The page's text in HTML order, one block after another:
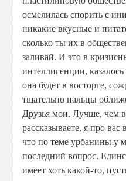
осмелилась спорить с
никакие вкусные и
сколько ты их в
заливай. И это в
интеллигенции,
она будет в восторге,
тщательно пальцы
Друзья мои. Лучше, чем
рассказываете, я про вас
что по теме урбанины у
последний вопрос.
имеет хоть какой-то,